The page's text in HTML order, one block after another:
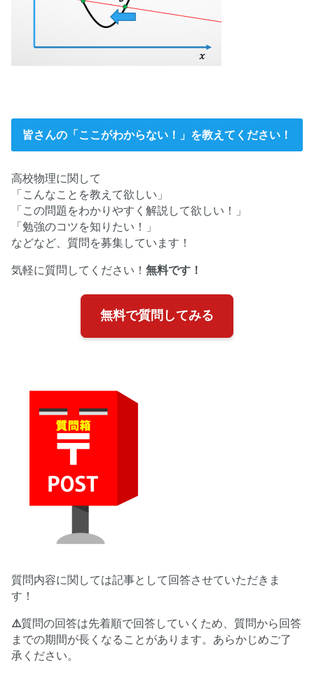
皆さんの「ここがわからない！」を教えてください！
高校物理に関して
「こんなことを教えて欲しい」
「この問題をわかりやすく解説して欲しい！」
「勉強のコツを知りたい！」
などなど、質問を募集しています！
気軽に質問してください！無料です！
無料で質問してみる
質問内容に関しては記事として回答させていただきま
す！
⚠️質問の回答は先着順で回答していくため、質問から回答
までの期間が長くなることがあります。あらかじめご了
承ください。